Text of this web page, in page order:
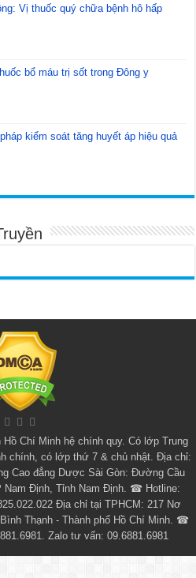
Vị thuốc quý chữa bệnh hô hấp
bổ máu trị sốt trong Đông y
kiểm soát tăng huyết áp hiệu quả
Hồ Chí Minh hệ chính quy. Có lớp Trung
chính, có lớp thứ 7 & chủ nhật. Địa chỉ:
Cao đẳng Dược Sài Gòn: Đường Cầu
Định, Tỉnh Nam Định. ☎ Hotline:
Địa chỉ tại TPHCM: 217 Nơ
Thạnh - Thành phố Hồ Chí Minh. ☎
Zalo tư vấn: 09.6881.6981